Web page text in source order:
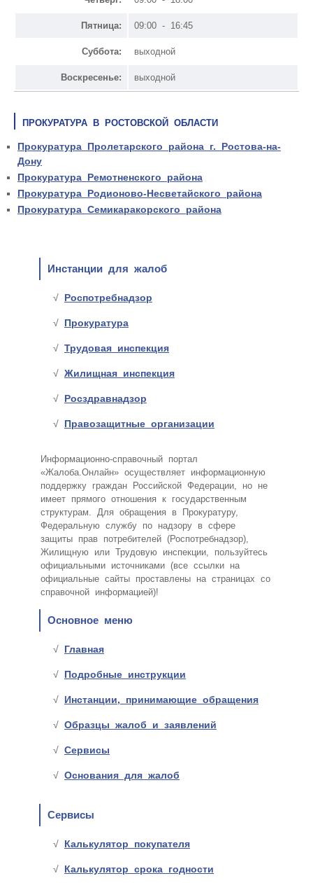
Пятница: 09:00 - 16:45
Суббота: выходной
Воскресенье: выходной
ПРОКУРАТУРА В РОСТОВСКОЙ ОБЛАСТИ
Прокуратура Пролетарского района г. Ростова-на-
Дону
Прокуратура Ремотненского района
Прокуратура Родионово-Несветайского района
Прокуратура Семикаракорского района
Инстанции для жалоб
Роспотребнадзор
Прокуратура
Трудовая инспекция
Жилищная инспекция
Росздравнадзор
Правозащитные организации
Информационно-справочный портал
«Жалоба.Онлайн» осуществляет информационную
поддержку граждан Российской Федерации, но не
имеет прямого отношения к государственным
структурам. Для обращения в Прокуратуру,
Федеральную службу по надзору в сфере
защиты прав потребителей (Роспотребнадзор),
Жилищную или Трудовую инспекции, пользуйтесь
официальными источниками (все ссылки на
официальные сайты проставлены на страницах со
справочной информацией)!
Основное меню
Главная
Подробные инструкции
Инстанции, принимающие обращения
Образцы жалоб и заявлений
Сервисы
Основания для жалоб
Сервисы
Калькулятор покупателя
Калькулятор срока годности